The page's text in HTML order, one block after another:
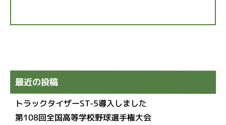
最近の投稿
トラックタイザーST-5導入しました
第108回全国高等学校野球選手権大会